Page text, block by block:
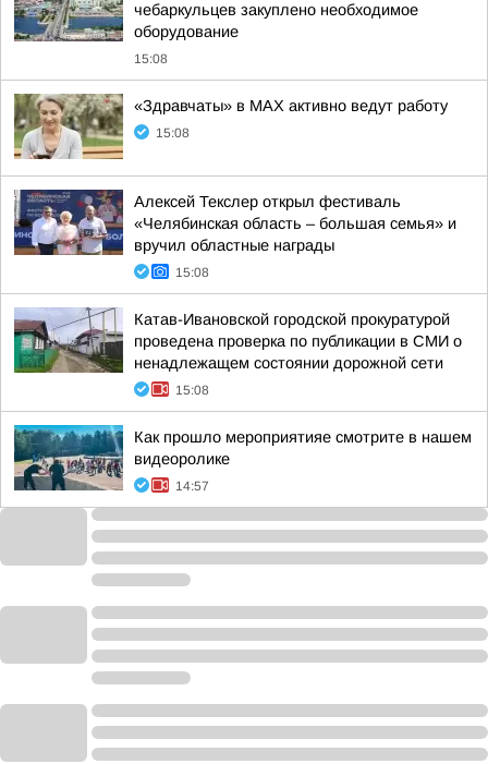
чебаркульцев закуплено необходимое
оборудование
15:08
«Здравчаты» в MAX активно ведут работу
15:08
Алексей Текслер открыл фестиваль
«Челябинская область – большая семья» и
вручил областные награды
15:08
Катав-Ивановской городской прокуратурой
проведена проверка по публикации в СМИ о
ненадлежащем состоянии дорожной сети
15:08
Как прошло мероприятияе смотрите в нашем
видеоролике
14:57